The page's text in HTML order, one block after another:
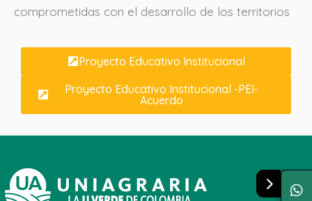
comprometidas con el desarrollo de los territorios
Proyecto Educativo Institucional
Proyecto Educativo Institucional -PEI-
Acuerdo